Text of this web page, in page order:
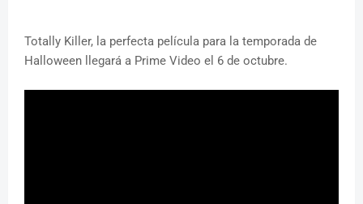
Totally Killer, la perfecta película para la temporada de
Halloween llegará a Prime Video el 6 de octubre.